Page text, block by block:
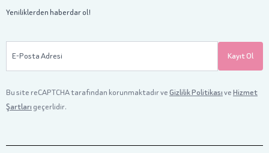
Yeniliklerden haberdar ol!
E-Posta Adresi Kayıt Ol
Bu site reCAPTCHA tarafından korunmaktadır veGizlilik PolitikasıveHizmet
Şartları geçerlidir.